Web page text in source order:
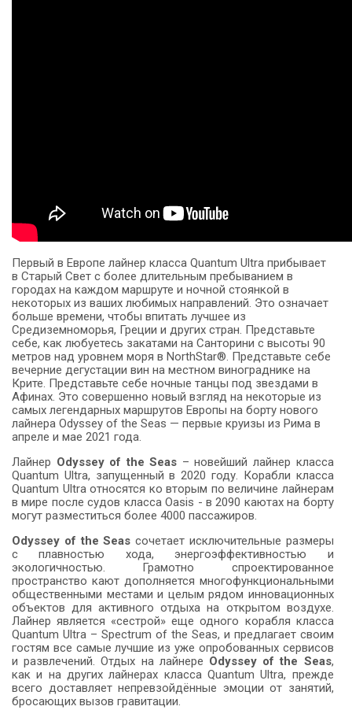
Первый в Европе лайнер класса Quantum Ultra прибывает
в Старый Свет с более длительным пребыванием в
городах на каждом маршруте и ночной стоянкой в
некоторых из ваших любимых направлений. Это означает
больше времени, чтобы впитать лучшее из
Средиземноморья, Греции и других стран. Представьте
себе, как любуетесь закатами на Санторини с высоты 90
метров над уровнем моря в NorthStar®. Представьте себе
вечерние дегустации вин на местном винограднике на
Крите. Представьте себе ночные танцы под звездами в
Афинах. Это совершенно новый взгляд на некоторые из
самых легендарных маршрутов Европы на борту нового
лайнера Odyssey of the Seas — первые круизы из Рима в
апреле и мае 2021 года.
Лайнер Odyssey of the Seas – новейший лайнер класса
Quantum Ultra, запущенный в 2020 году. Корабли класса
Quantum Ultra относятся ко вторым по величине лайнерам
в мире после судов класса Oasis - в 2090 каютах на борту
могут разместиться более 4000 пассажиров.
Odyssey of the Seas сочетает исключительные размеры
с плавностью хода, энергоэффективностью и
экологичностью. Грамотно спроектированное
пространство кают дополняется многофункциональными
общественными местами и целым рядом инновационных
объектов для активного отдыха на открытом воздухе.
Лайнер является «сестрой» еще одного корабля класса
Quantum Ultra – Spectrum of the Seas, и предлагает своим
гостям все самые лучшие из уже опробованных сервисов
и развлечений. Отдых на лайнере Odyssey of the Seas,
как и на других лайнерах класса Quantum Ultra, прежде
всего доставляет непревзойдённые эмоции от занятий,
бросающих вызов гравитации.